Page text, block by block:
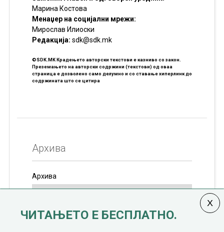
Марина Костова
Менаџер на социјални мрежи:
Мирослав Илиоски
Редакцијa: sdk@sdk.mk
©SDK.MK Крадењето авторски текстови е казниво со закон.
Преземањето на авторски содржини (текстови) од оваа
страница е дозволено само делумно и со ставање хиперлинк до
содржината што се цитира
Архива
Архива
ЧИТАЊЕТО Е БЕСПЛАТНО.